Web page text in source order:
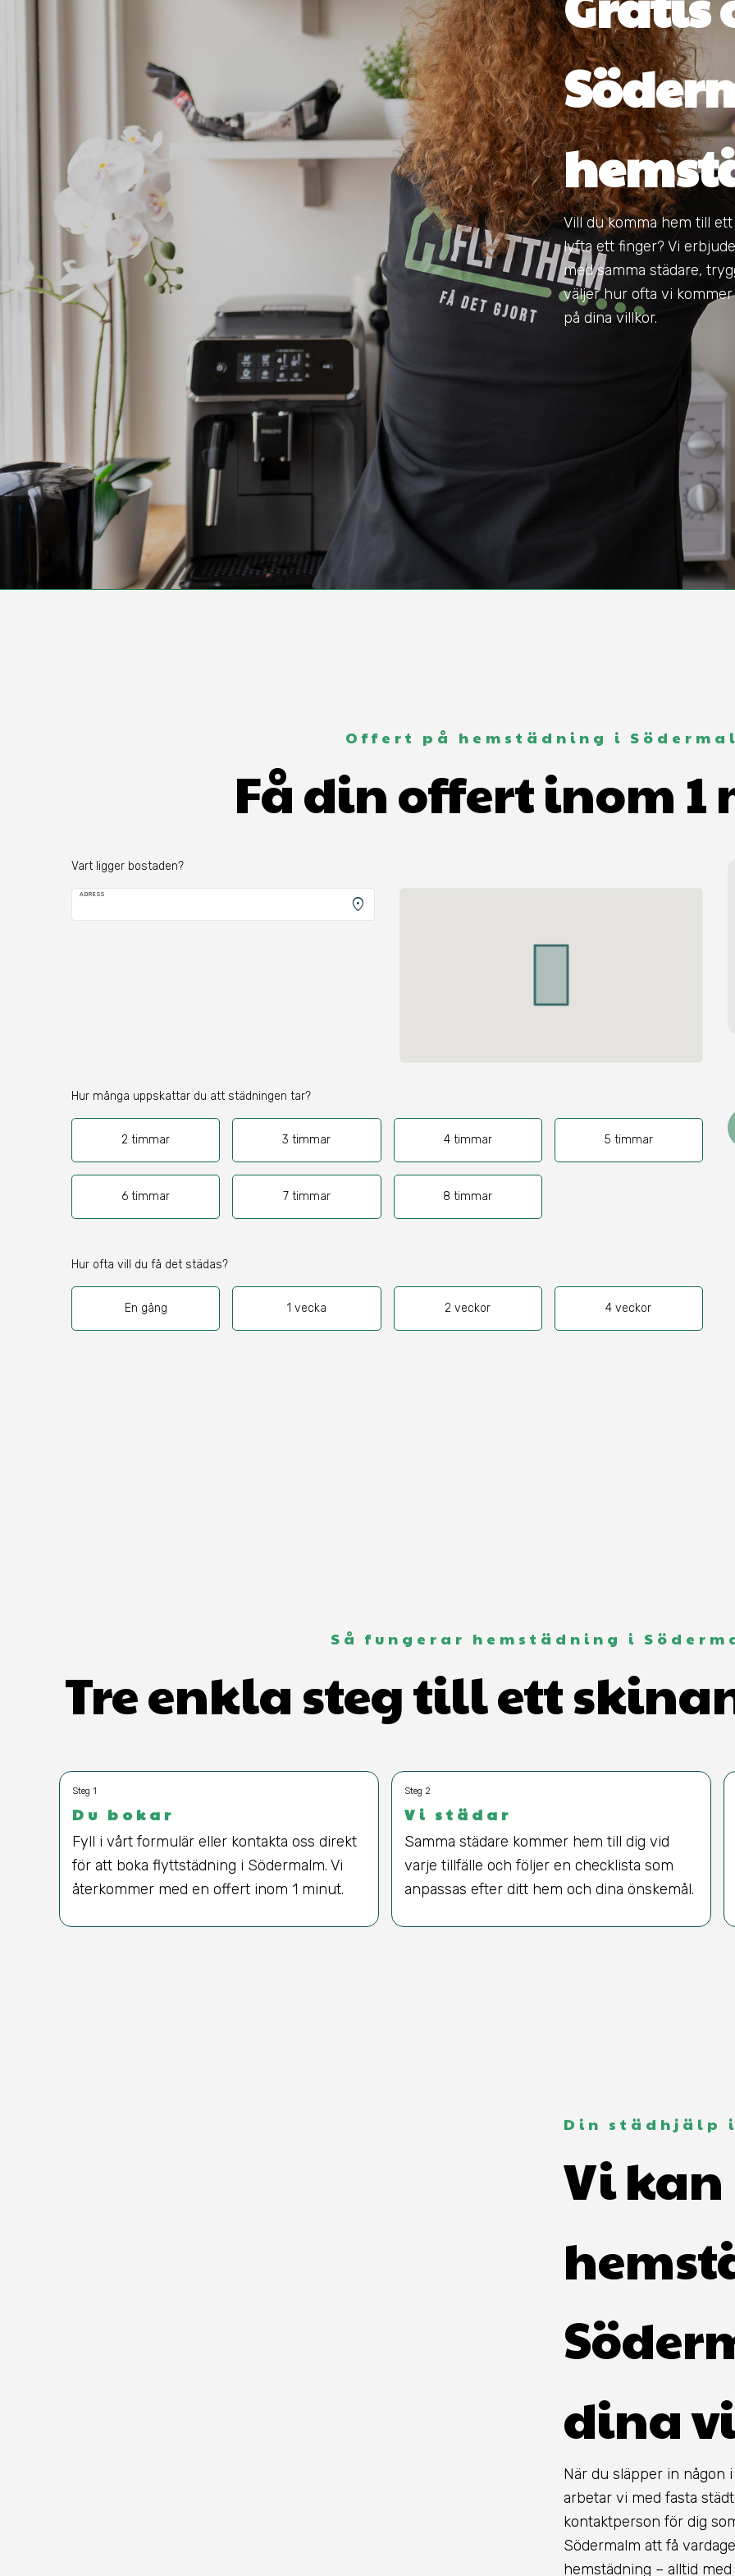
Vill du komma hem till
lyfta ett finger? Vi
med samma städare,
väljer hur ofta vi
på dina villkor.
Offert på hemstädning i
Få din offert inom 1
Vart ligger bostaden?
ADRESS
location_on
Hur många uppskattar du att städningen tar?
2 timmar 3 timmar 4 timmar 5 timmar
6 timmar 7 timmar 8 timmar
Hur ofta vill du få det städas?
En gång 1 vecka 2 veckor 4 veckor
Så fungerar hemstädning i
Tre enkla steg till ett
Steg 1
Du bokar
Fyll i vårt formulär eller kontakta oss direkt
för att boka flyttstädning i Södermalm. Vi
återkommer med en offert inom 1 minut.
Steg 2
Vi städar
Samma städare kommer hem till dig vid
varje tillfälle och följer en checklista som
anpassas efter ditt hem och dina önskemål.
Din städhjälp i
Vi kan
dina
När du släpper in någon
arbetar vi med fasta
kontaktperson för dig
Södermalm att få
hemstädning – alltid